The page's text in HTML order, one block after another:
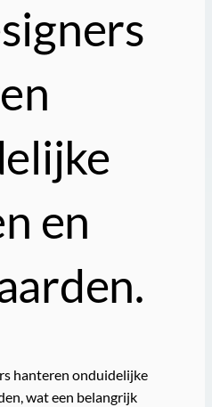
en
hanteren onduidelijke
wat een belangrijk